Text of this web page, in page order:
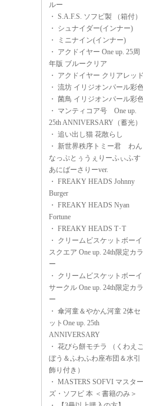
ルー
・ S.A.F.S. ソフビ製 （箱付）
・ シュナイダー(インナー)
・
ミニナイン(インナー)
・ アクドイヤー One up. 25周
年版 ブルークリア
・ アクドイヤー クリアレッド
・ 流坊 イリジオンパール彩
・ 菌鳥 イリジオンパール彩
・ マンティコア号 One up.
25th ANNIVERSARY（蓄光）
・ 追い出し猫 花散らし
・ 新世界秩序トミー君 わん
なっぷとぅうぇりーふぃふす
あにばーさりーver.
・ FREAKY HEADS Johnny
Burger
・ FREAKY HEADS Nyan
Fortune
・ FREAKY HEADS T･T
・ クリームビスケットボーイ
スクエア One up. 24th限定カラ
ー
・ クリームビスケットボーイ
サークル One up. 24th限定カラ
ー
・ 傘河童＆やかん河童 2体セ
ットOne up. 25th
ANNIVERSARY
・ 花びら餅モチラ （くわえ
ぼう＆ふわふわ座布団＆水引
飾り付き）
・ MASTERS SOFVI マスター
ズ・ソフビ 本 ＜書籍のみ＞